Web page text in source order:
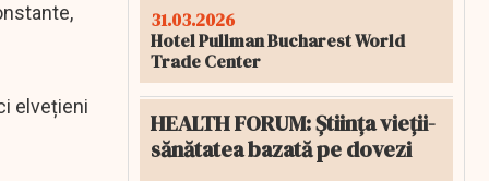
elvețieni
31.03.2026
Hotel Pullman Bucharest World
Trade Center
HEALTH FORUM: Știința vieții-
sănătatea bazată pe dovezi